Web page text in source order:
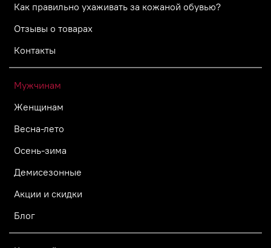
Как правильно ухаживать за кожаной обувью?
Отзывы о товарах
Контакты
Мужчинам
Женщинам
Весна-лето
Осень-зима
Демисезонные
Акции и скидки
Блог